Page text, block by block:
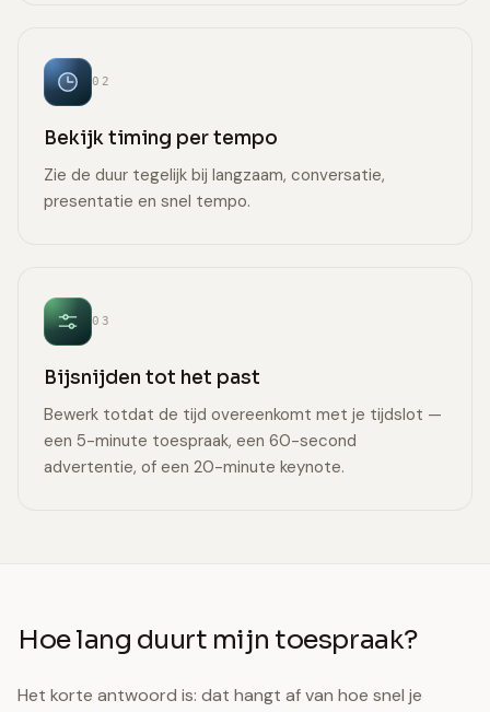
02
Bekijk timing per tempo
Zie de duur tegelijk bij langzaam, conversatie,
presentatie en snel tempo.
03
Bijsnijden tot het past
Bewerk totdat de tijd overeenkomt met je tijdslot —
een 5-minute toespraak, een 60-second
advertentie, of een 20-minute keynote.
Hoe lang duurt mijn toespraak?
Het korte antwoord is: dat hangt af van hoe snel je